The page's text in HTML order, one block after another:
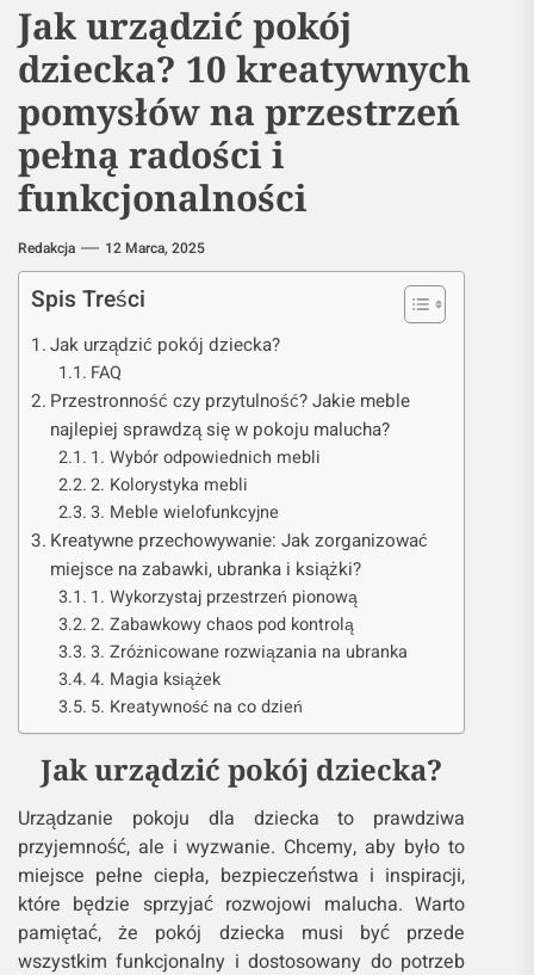
Jak urządzić pokój
dziecka? 10 kreatywnych
pomysłów na przestrzeń
pełną radości i
funkcjonalności
Redakcja 12 Marca, 2025
Spis Treści
Jak urządzić pokój dziecka?
FAQ
Przestronność czy przytulność? Jakie meble
najlepiej sprawdzą się w pokoju malucha?
1. Wybór odpowiednich mebli
2. Kolorystyka mebli
3. Meble wielofunkcyjne
Kreatywne przechowywanie: Jak zorganizować
miejsce na zabawki, ubranka i książki?
1. Wykorzystaj przestrzeń pionową
2. Zabawkowy chaos pod kontrolą
3. Zróżnicowane rozwiązania na ubranka
4. Magia książek
5. Kreatywność na co dzień
Jak urządzić pokój dziecka?
Urządzanie pokoju dla dziecka to prawdziwa
przyjemność, ale i wyzwanie. Chcemy, aby było to
miejsce pełne ciepła, bezpieczeństwa i inspiracji,
które będzie sprzyjać rozwojowi malucha. Warto
pamiętać, że pokój dziecka musi być przede
wszystkim funkcjonalny i dostosowany do potrzeb